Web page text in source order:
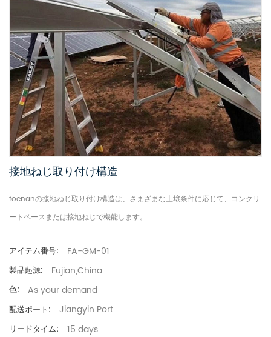
接地ねじ取り付け構造
foenanの接地ねじ取り付け構造は、さまざまな土壌条件に応じて、コンクリ
ートベースまたは接地ねじで機能します。
アイテム番号: FA-GM-01
製品起源: Fujian,China
色: As your demand
配送ポート: Jiangyin Port
リードタイム: 15 days